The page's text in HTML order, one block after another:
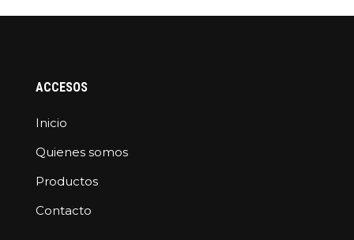
ACCESOS
Inicio
Quienes somos
Productos
Contacto